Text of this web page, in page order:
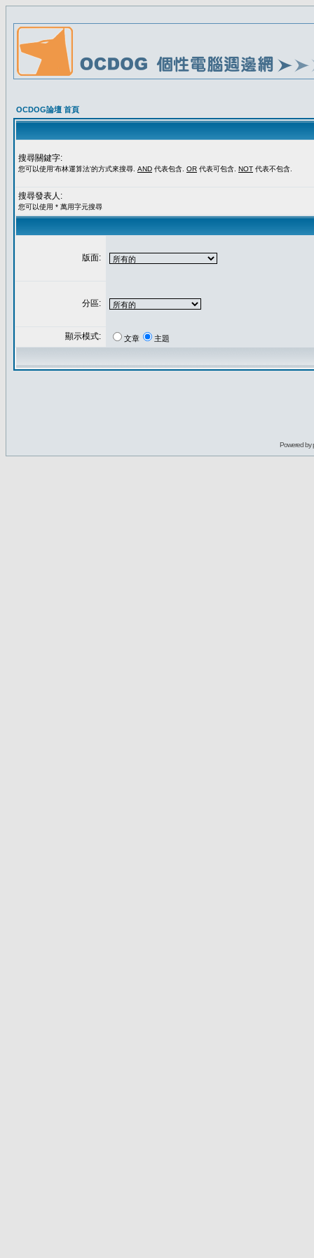
OCDOG論壇 首頁
搜尋關鍵字:
您可以使用'布林運算法'的方式來搜尋. AND 代表包含. OR 代表可包含. NOT 代表不包含.
搜尋發表人:
您可以使用 * 萬用字元搜尋
版面:
分區:
顯示模式: 文章 主題
Powered by